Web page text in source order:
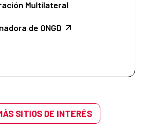
Multilateral
de ONGD
SITIOS DE INTERÉS